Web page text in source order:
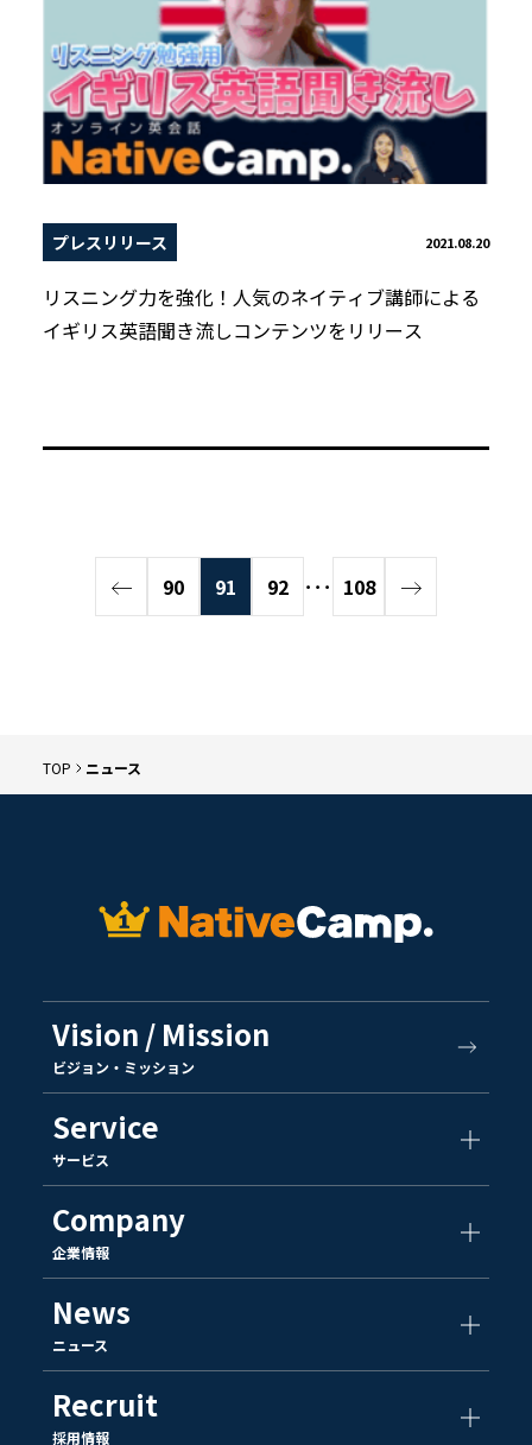
プレスリリース 2021.08.20
リスニング力を強化！人気のネイティブ講師による
イギリス英語聞き流しコンテンツをリリース
90 91 92 ･･･ 108
TOP ニュース
Vision / Mission
ビジョン・ミッション
Service
サービス
Company
企業情報
News
ニュース
Recruit
採用情報